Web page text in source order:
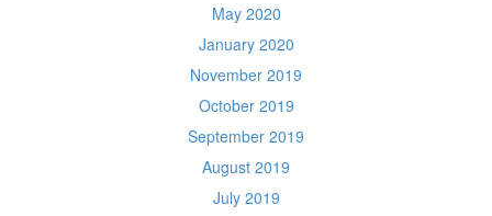
May 2020
January 2020
November 2019
October 2019
September 2019
August 2019
July 2019